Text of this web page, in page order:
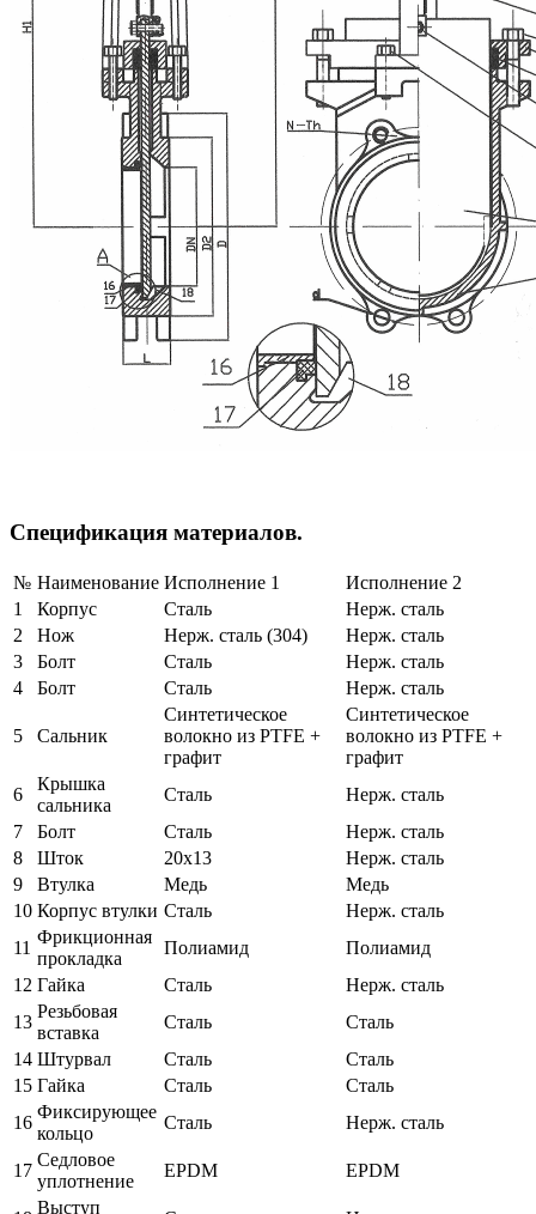
Спецификация материалов.
№ Наименование Исполнение 1
Исполнение 2
1
Корпус Сталь
Нерж. сталь
2
Нож Нерж. сталь (304)
Нерж. сталь
3
Болт Сталь
Нерж. сталь
4
Болт Сталь Нерж. сталь
5 Сальник
Синтетическое
волокно из PTFE +
графит
Синтетическое
волокно из PTFE +
графит
6
Крышка
сальника
Сталь
Нерж. сталь
7
Болт Сталь
Нерж. сталь
8
Шток 20х13
Нерж. сталь
9
Втулка Медь
Медь
10 Корпус втулки Сталь
Нерж. сталь
11
Фрикционная
прокладка
Полиамид
Полиамид
12 Гайка Сталь
Нерж. сталь
13
Резьбовая
вставка
Сталь
Сталь
14 Штурвал Сталь
Сталь
15 Гайка Сталь
Сталь
16
Фиксирующее
кольцо
Сталь Нерж. сталь
17
Седловое
уплотнение
EPDM EPDM
Выступ